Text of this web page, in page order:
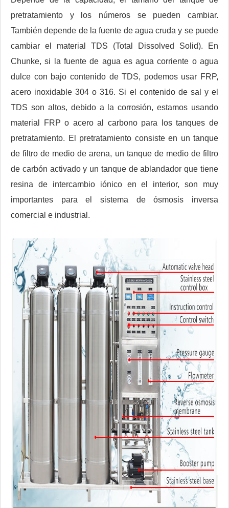
pretratamiento y los números se pueden cambiar.
También depende de la fuente de agua cruda y se puede
cambiar el material TDS (Total Dissolved Solid). En
Chunke, si la fuente de agua es agua corriente o agua
dulce con bajo contenido de TDS, podemos usar FRP,
acero inoxidable 304 o 316. Si el contenido de sal y el
TDS son altos, debido a la corrosión, estamos usando
material FRP o acero al carbono para los tanques de
pretratamiento. El pretratamiento consiste en un tanque
de filtro de medio de arena, un tanque de medio de filtro
de carbón activado y un tanque de ablandador que tiene
resina de intercambio iónico en el interior, son muy
importantes para el sistema de ósmosis inversa
comercial e industrial.